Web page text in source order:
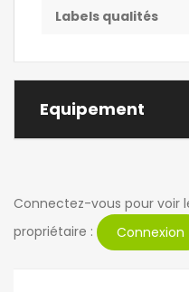
Labels qualités
Equipement
Connectez-vous pour voir
propriétaire :
Connexion